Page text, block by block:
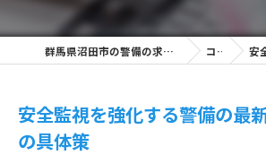
群馬県沼田市の警備の求人なら株式会社サンエス警備 コラム 安全
安全監視を強化する警備の最
の具体策